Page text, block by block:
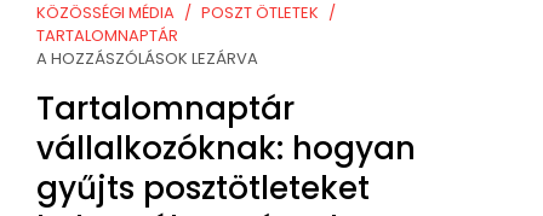
KÖZÖSSÉGI MÉDIA
POSZT ÖTLETEK
TARTALOMNAPTÁR
A HOZZÁSZÓLÁSOK LEZÁRVA
Tartalomnaptár
vállalkozóknak: hogyan
gyűjts posztötleteket